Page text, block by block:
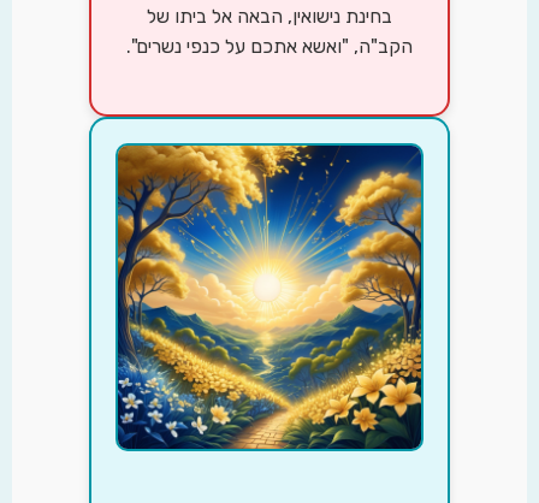
בחינת נישואין, הבאה אל ביתו של
הקב"ה, "ואשא אתכם על כנפי נשרים".